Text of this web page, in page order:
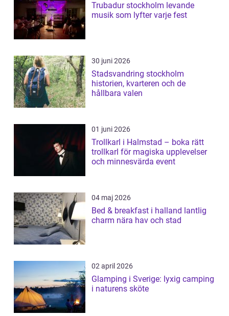
Trubadur stockholm levande
musik som lyfter varje fest
30 juni 2026
Stadsvandring stockholm
historien, kvarteren och de
hållbara valen
01 juni 2026
Trollkarl i Halmstad – boka rätt
trollkarl för magiska upplevelser
och minnesvärda event
04 maj 2026
Bed & breakfast i halland lantlig
charm nära hav och stad
02 april 2026
Glamping i Sverige: lyxig camping
i naturens sköte